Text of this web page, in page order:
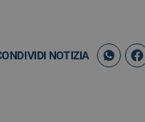
NOTIZIA